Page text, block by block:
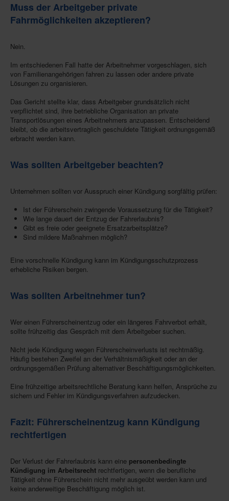
Muss der Arbeitgeber private
Fahrmöglichkeiten akzeptieren?
Nein.
Im entschiedenen Fall hatte der Arbeitnehmer vorgeschlagen, sich
von Familienangehörigen fahren zu lassen oder andere private
Lösungen zu organisieren.
Das Gericht stellte klar, dass Arbeitgeber grundsätzlich nicht
verpflichtet sind, ihre betriebliche Organisation an private
Transportlösungen eines Arbeitnehmers anzupassen. Entscheidend
bleibt, ob die arbeitsvertraglich geschuldete Tätigkeit ordnungsgemäß
erbracht werden kann.
Was sollten Arbeitgeber beachten?
Unternehmen sollten vor Ausspruch einer Kündigung sorgfältig prüfen:
Ist der Führerschein zwingende Voraussetzung für die Tätigkeit?
Wie lange dauert der Entzug der Fahrerlaubnis?
Gibt es freie oder geeignete Ersatzarbeitsplätze?
Sind mildere Maßnahmen möglich?
Eine vorschnelle Kündigung kann im Kündigungsschutzprozess
erhebliche Risiken bergen.
Was sollten Arbeitnehmer tun?
Wer einen Führerscheinentzug oder ein längeres Fahrverbot erhält,
sollte frühzeitig das Gespräch mit dem Arbeitgeber suchen.
Nicht jede Kündigung wegen Führerscheinverlusts ist rechtmäßig.
Häufig bestehen Zweifel an der Verhältnismäßigkeit oder an der
ordnungsgemäßen Prüfung alternativer Beschäftigungsmöglichkeiten.
Eine frühzeitige arbeitsrechtliche Beratung kann helfen, Ansprüche zu
sichern und Fehler im Kündigungsverfahren aufzudecken.
Fazit: Führerscheinentzug kann Kündigung
rechtfertigen
Der Verlust der Fahrerlaubnis kann eine personenbedingte
Kündigung im Arbeitsrecht rechtfertigen, wenn die berufliche
Tätigkeit ohne Führerschein nicht mehr ausgeübt werden kann und
keine anderweitige Beschäftigung möglich ist.